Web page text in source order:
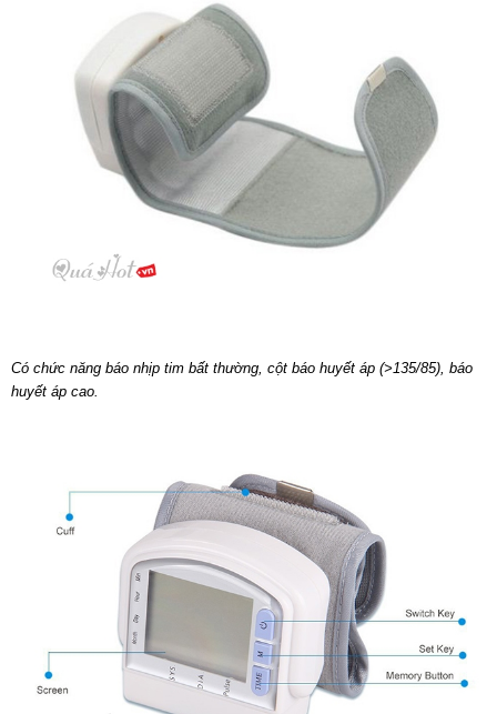
Có chức năng báo nhịp tim bất thường, cột báo huyết áp (>135/85), báo
huyết áp cao.